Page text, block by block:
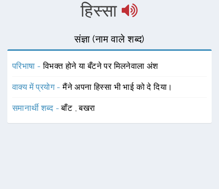
हिस्सा
संज्ञा (नाम वाले शब्द)
परिभाषा -विभक्त होने या बँटने पर मिलनेवाला अंश
वाक्य में प्रयोग -मैंने अपना हिस्सा भी भाई को दे दिया।
समानार्थी शब्द -बाँट ,बखरा